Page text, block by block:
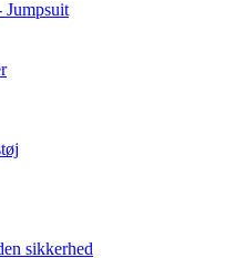
Jumpsuit
sikkerhed